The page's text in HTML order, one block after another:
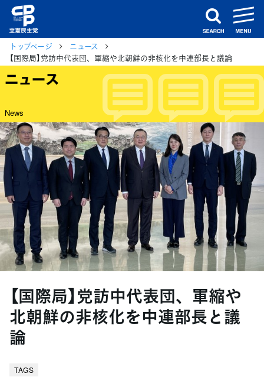
search
トップページ
ニュース
【国際局】党訪中代表団、軍縮や北朝鮮の非核化を中連部長と議論
ニュース
News
【国際局】党訪中代表団、軍縮や
北朝鮮の非核化を中連部長と議
論
TAGS